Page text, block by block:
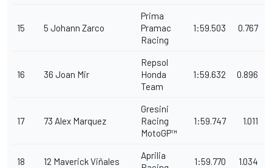
15 5 Johann Zarco
Prima
Pramac
Racing
1:59.503 0.767
16 36 Joan Mir
Repsol
Honda
Team
1:59.632 0.896
17 73 Alex Marquez
Gresini
Racing
MotoGP™
1:59.747 1.011
18 12 MaverickViñales
Aprilia
1:59.770 1.034